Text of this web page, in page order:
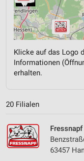
Klicke auf das Logo
Informationen
erhalten.
20 Filialen
63457